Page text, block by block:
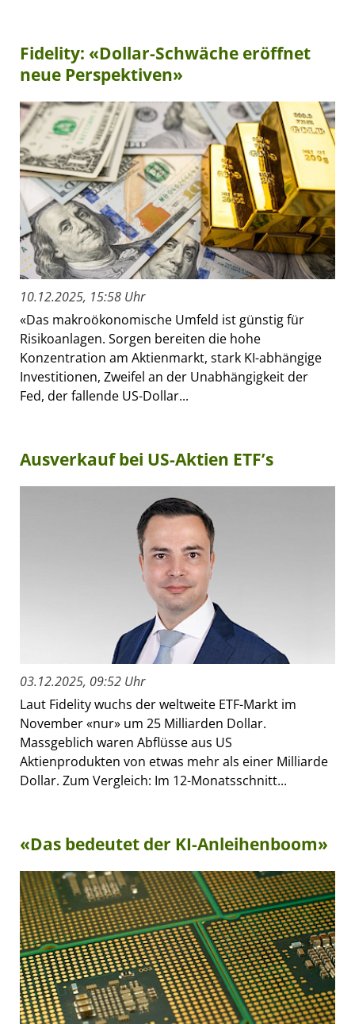
Fidelity: «Dollar-Schwäche eröffnet
neue Perspektiven»
10.12.2025, 15:58 Uhr
«Das makroökonomische Umfeld ist günstig für
Risikoanlagen. Sorgen bereiten die hohe
Konzentration am Aktienmarkt, stark KI-abhängige
Investitionen, Zweifel an der Unabhängigkeit der
Fed, der fallende US-Dollar...
Ausverkauf bei US-Aktien ETF’s
03.12.2025, 09:52 Uhr
Laut Fidelity wuchs der weltweite ETF-Markt im
November «nur» um 25 Milliarden Dollar.
Massgeblich waren Abflüsse aus US
Aktienprodukten von etwas mehr als einer Milliarde
Dollar. Zum Vergleich: Im 12-Monatsschnitt...
«Das bedeutet der KI-Anleihenboom»